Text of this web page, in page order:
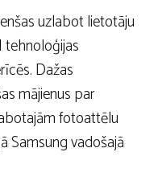
uzlabot lietotāju
tehnoloģijas
Dažas
mājienus par
fotoattēlu
Samsung vadošajā